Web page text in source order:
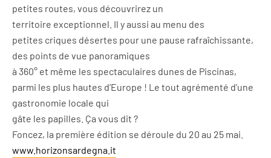
petites routes, vous découvrirez un
territoire exceptionnel. Il y aussi au menu des
petites criques désertes pour une pause rafraîchissante,
des points de vue panoramiques
à 360° et même les spectaculaires dunes de Piscinas,
parmi les plus hautes d’Europe ! Le tout agrémenté d’une
gastronomie locale qui
gâte les papilles. Ça vous dit ?
Foncez, la première édition se déroule du 20 au 25 mai.
www.horizonsardegna.it